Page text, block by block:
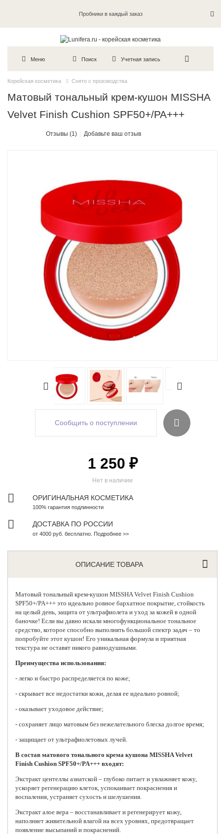
Пробники в каждый заказ
Меню Поиск Учетная запись
Корейская косметика Снято с производства
Матовый тональный крем-кушон MISSHA
Velvet Finish Cushion SPF50+/PA+++
Отзывы (1) Добавьте ваш отзыв
Сообщить о поступлении
Нет в наличии
1 250 ₽
ОРИГИНАЛЬНАЯ КОСМЕТИКА
100% гарантия подлинности
ДОСТАВКА ПО РОССИИ
от 4000 руб. бесплатно. Подробнее >>
ОПИСАНИЕ ТОВАРА
Матовый тональный крем-кушонMISSHA Velvet Finish Cushion
SPF50+/PA+++ это идеально ровное бархатное покрытие, стойкость
на целый день, защита от ультрафиолета и уход за кожей в одной
баночке! Если вы давно искали многофункциональное тональное
средство, которое способно выполнять большой спектр задач – то
попробуйте этот кушон! Его уникальная формула и приятная
текстура не оставят никого равнодушными.
Преимущества использования:
- легко и быстро распределяется по коже;
- скрывает все недостатки кожи, делая ее идеально ровной;
- оказывает уходовое действие;
- сохраняет лицо матовым без нежелательного блеска долгое время;
- защищает от ультрафиолетовых лучей.
В состав матового тонального крема кушона MISSHA Velvet
Finish Cushion SPF50+/PA+++ входят:
Экстракт центеллы азиатской – глубоко питает и увлажняет кожу,
ускоряет регенерацию клеток, успокаивает покраснения и
воспаления, устраняет сухость и шелушения.
Экстракт алое вера – восстанавливает и регенерирует кожу,
наполняет живительной влагой на всех уровнях, предотвращает
появление высыпаний и покраснений.